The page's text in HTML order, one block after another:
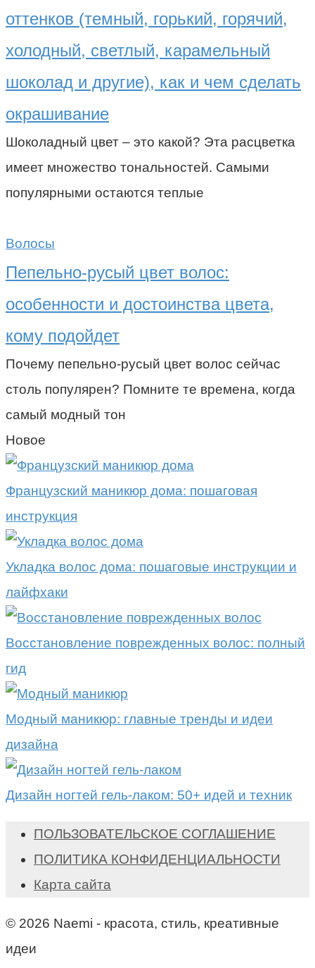
оттенков (темный, горький, горячий,
холодный, светлый, карамельный
шоколад и другие), как и чем сделать
окрашивание
Шоколадный цвет – это какой? Эта расцветка
имеет множество тональностей. Самыми
популярными остаются теплые
Волосы
Пепельно-русый цвет волос:
особенности и достоинства цвета,
кому подойдет
Почему пепельно-русый цвет волос сейчас
столь популярен? Помните те времена, когда
самый модный тон
Новое
Французский маникюр дома: пошаговая
инструкция
Укладка волос дома: пошаговые инструкции и
лайфхаки
Восстановление поврежденных волос: полный
гид
Модный маникюр: главные тренды и идеи
дизайна
Дизайн ногтей гель-лаком: 50+ идей и техник
ПОЛЬЗОВАТЕЛЬСКОЕ СОГЛАШЕНИЕ
ПОЛИТИКА КОНФИДЕНЦИАЛЬНОСТИ
Карта сайта
© 2026 Naemi - красота, стиль, креативные
идеи